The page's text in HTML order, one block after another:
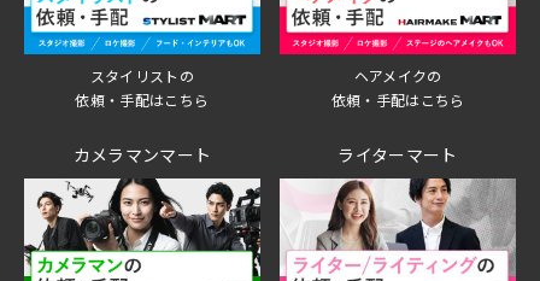
スタイリストの
依頼・手配はこちら
ヘアメイクの
依頼・手配はこちら
カメラマンマート ライターマート